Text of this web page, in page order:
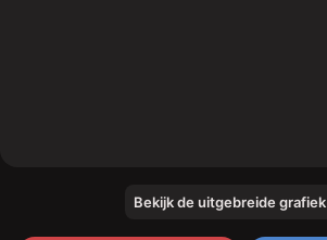
Bekijk de uitgebreide grafiek